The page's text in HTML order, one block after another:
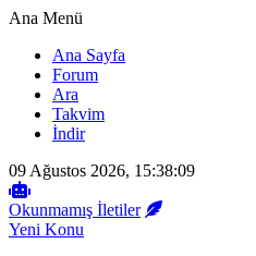
Ana Menü
Ana Sayfa
Forum
Ara
Takvim
İndir
09 Ağustos 2026, 15:38:09
Okunmamış İletiler
Yeni Konu